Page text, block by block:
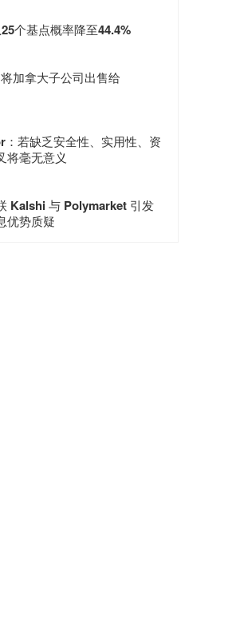
个基点概率降至44.4%
加拿大子公司出售给
若缺乏安全性、实用性、资
将毫无意义
Kalshi 与 Polymarket 引发
优势质疑